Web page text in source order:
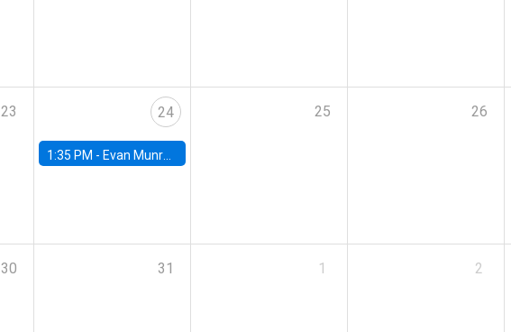
23 24
1:35 PM - Evan Munro, Neyman Visiting Assistant Professor in the Department of Statistics at UC Berkeley
25 26
30 31 1 2